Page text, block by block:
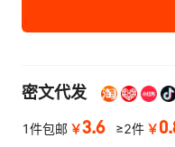
围巾蛙
密文代发
1件包邮 ￥3.6 ≥2件 ￥